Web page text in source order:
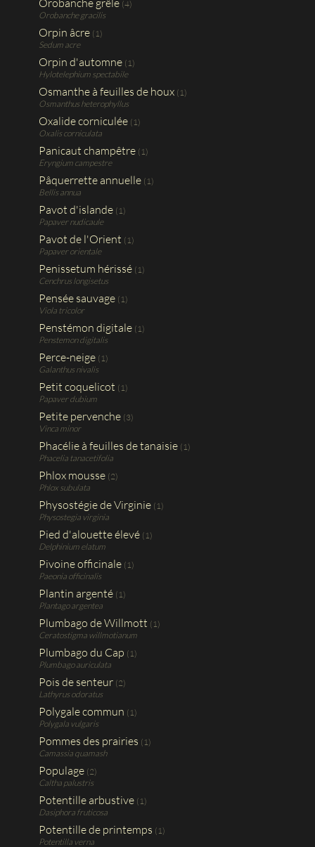
(4)
Orobanche gracilis
Orpin âcre (1)
Sedum acre
Orpin d'automne (1)
Hylotelephium spectabile
Osmanthe à feuilles de houx (1)
Osmanthus heterophyllus
Oxalide corniculée (1)
Oxalis corniculata
Panicaut champêtre (1)
Eryngium campestre
Pâquerrette annuelle (1)
Bellis annua
Pavot d'islande (1)
Papaver nudicaule
Pavot de l'Orient (1)
Papaver orientale
Penissetum hérissé (1)
Cenchrus longisetus
Pensée sauvage (1)
Viola tricolor
Penstémon digitale (1)
Penstemon digitalis
Perce-neige (1)
Galanthus nivalis
Petit coquelicot (1)
Papaver dubium
Petite pervenche (3)
Vinca minor
Phacélie à feuilles de tanaisie (1)
Phacelia tanacetifolia
Phlox mousse (2)
Phlox subulata
Physostégie de Virginie (1)
Physostegia virginia
Pied d'alouette élevé (1)
Delphinium elatum
Pivoine officinale (1)
Paeonia officinalis
Plantin argenté (1)
Plantago argentea
Plumbago de Willmott (1)
Ceratostigma willmotianum
Plumbago du Cap (1)
Plumbago auriculata
Pois de senteur (2)
Lathyrus odoratus
Polygale commun (1)
Polygala vulgaris
Pommes des prairies (1)
Camassia quamash
Populage (2)
Caltha palustris
Potentille arbustive (1)
Dasiphora fruticosa
Potentille de printemps (1)
Potentilla verna